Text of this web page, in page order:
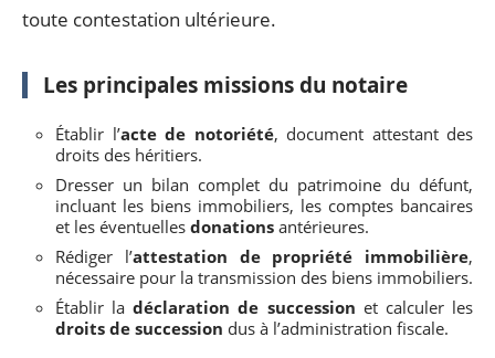
toute contestation ultérieure.
Les principales missions du notaire
Établir l’acte de notoriété, document attestant des
droits des héritiers.
Dresser un bilan complet du patrimoine du défunt,
incluant les biens immobiliers, les comptes bancaires
et les éventuelles donations antérieures.
Rédiger l’attestation de propriété immobilière,
nécessaire pour la transmission des biens immobiliers.
Établir ladéclaration de succession et calculer les
droits de succession dus à l’administration fiscale.